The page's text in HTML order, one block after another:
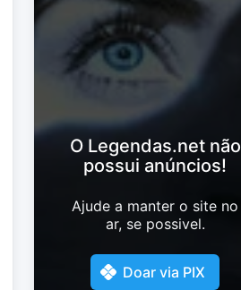
O Legendas.net não
possui anúncios!
Ajude a manter o site no
ar, se possivel.
Doar via PIX